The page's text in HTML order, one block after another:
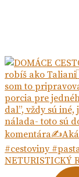
NETURISTICKÝ